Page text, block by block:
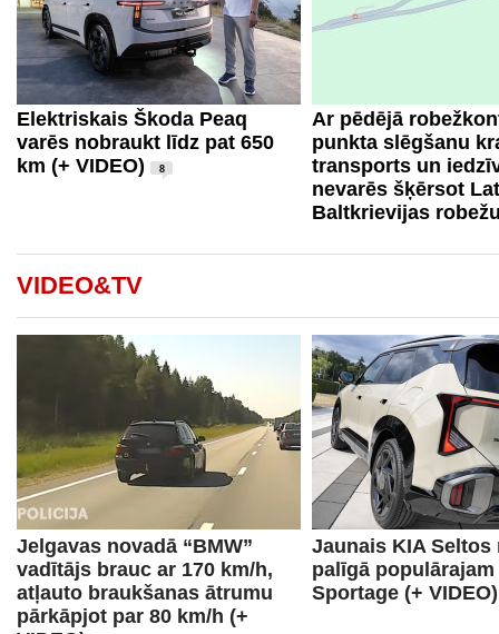
Ar pēdējā
punkta slēgšanu
transports un
nevarēs šķērsot
Baltkrievijas
Elektriskais Škoda Peaq
varēs nobraukt līdz pat 650
km (+ VIDEO)
8
VIDEO&TV
Jelgavas novadā “BMW”
vadītājs brauc ar 170 km/h,
atļauto braukšanas ātrumu
pārkāpjot par 80 km/h (+
Jaunais KIA Seltos
palīgā populārajam
Sportage (+ VIDEO)